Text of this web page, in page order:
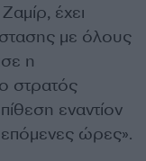
έχει
με όλους
η
στρατός
εναντίον
ώρες».